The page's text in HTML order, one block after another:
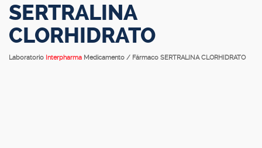
SERTRALINA
CLORHIDRATO
Laboratorio Interpharma Medicamento / Fármaco SERTRALINA CLORHIDRATO